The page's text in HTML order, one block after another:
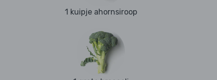
1 kuipje ahornsiroop